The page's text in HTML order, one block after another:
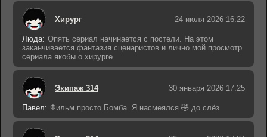
Хирург 24 июля 2026 16:22
Люда: Опять сериал начинается с постели. На этом
заканчивается фантазия сценаристов и лично мой просмотр
сериала якобы о хирурге.
Экипаж 314 30 января 2026 17:25
Павел: Фильм просто Бомба. Я насмеялся 🤣 до слёз